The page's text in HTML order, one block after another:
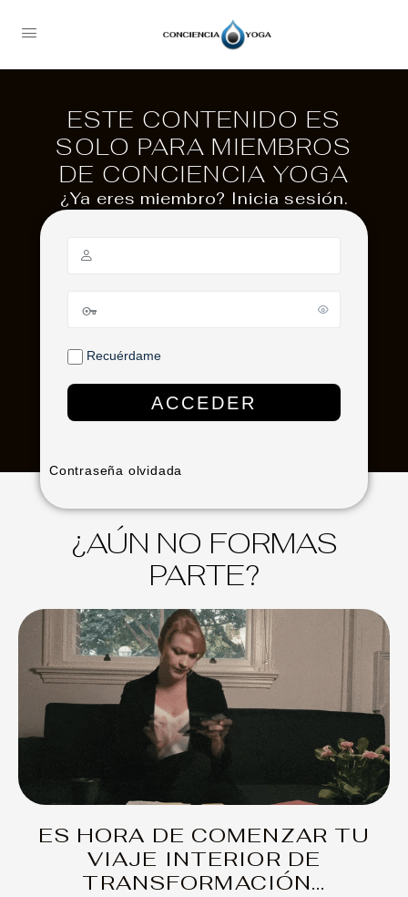
ESTE CONTENIDO ES
SOLO PARA MIEMBROS
DE CONCIENCIA YOGA
¿Ya eres miembro? Inicia sesión.
Recuérdame
Contraseña olvidada
¿AÚN NO FORMAS
PARTE?
ES HORA DE COMENZAR TU
VIAJE INTERIOR DE
TRANSFORMACIÓN...